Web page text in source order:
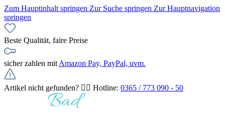
Zum Hauptinhalt springen Zur Suche springen Zur Hauptnavigation
springen
Beste Qualität, faire Preise
sicher zahlen mit Amazon Pay, PayPal, uvm.
Artikel nicht gefunden? 👉🏻 Hotline: 0365 / 773 090 - 50